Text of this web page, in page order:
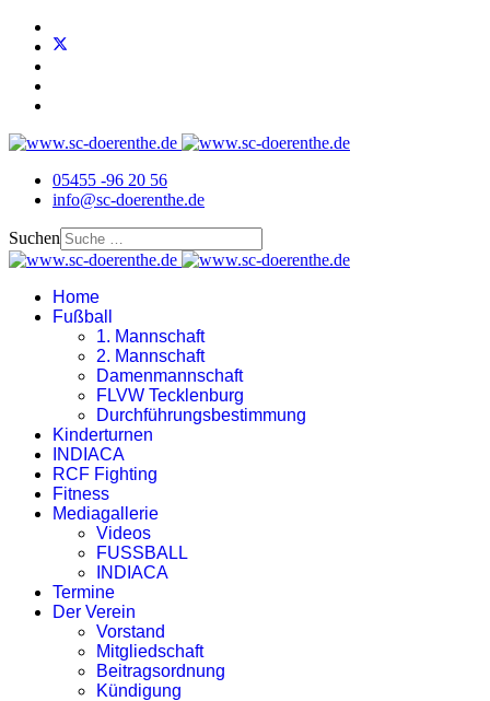
05455 -96 20 56
info@sc-doerenthe.de
Suchen
Home
Fußball
1. Mannschaft
2. Mannschaft
Damenmannschaft
FLVW Tecklenburg
Durchführungsbestimmung
Kinderturnen
INDIACA
RCF Fighting
Fitness
Mediagallerie
Videos
FUSSBALL
INDIACA
Termine
Der Verein
Vorstand
Mitgliedschaft
Beitragsordnung
Kündigung